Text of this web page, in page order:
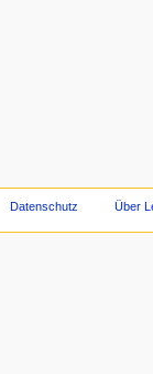
Datenschutz Über